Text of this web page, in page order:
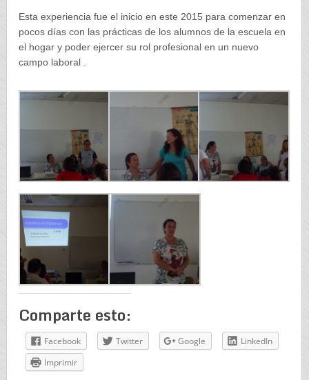
Esta experiencia fue el inicio en este 2015 para comenzar en
pocos días con las prácticas de los alumnos de la escuela en
el hogar y poder ejercer su rol profesional en un nuevo
campo laboral .
Comparte esto:
Facebook Twitter Google
LinkedIn
Imprimir